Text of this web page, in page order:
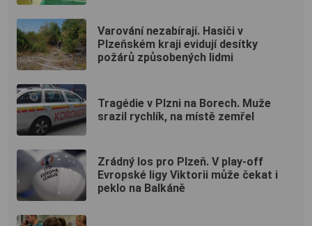
Varování nezabírají. Hasiči v
Plzeňském kraji evidují desítky
požárů způsobených lidmi
Tragédie v Plzni na Borech. Muže
srazil rychlík, na místě zemřel
Zrádný los pro Plzeň. V play-off
Evropské ligy Viktorii může čekat i
peklo na Balkáně